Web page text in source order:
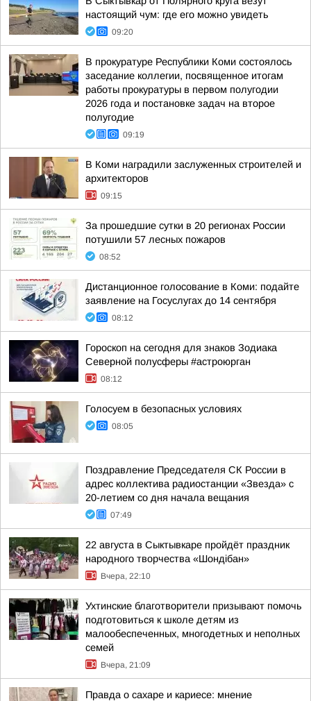
настоящий чум: где его можно увидеть
09:20
В прокуратуре Республики Коми состоялось
заседание коллегии, посвященное итогам
работы прокуратуры в первом полугодии
2026 года и постановке задач на второе
полугодие
09:19
В Коми наградили заслуженных строителей и
архитекторов
09:15
За прошедшие сутки в 20 регионах России
потушили 57 лесных пожаров
08:52
Дистанционное голосование в Коми: подайте
заявление на Госуслугах до 14 сентября
08:12
Гороскоп на сегодня для знаков Зодиака
Северной полусферы #астроюрган
08:12
Голосуем в безопасных условиях
08:05
Поздравление Председателя СК России в
адрес коллектива радиостанции «Звезда» с
20-летием со дня начала вещания
07:49
22 августа в Сыктывкаре пройдёт праздник
народного творчества «Шондібан»
Вчера, 22:10
Ухтинские благотворители призывают помочь
подготовиться к школе детям из
малообеспеченных, многодетных и неполных
семей
Вчера, 21:09
Правда о сахаре и кариесе: мнение